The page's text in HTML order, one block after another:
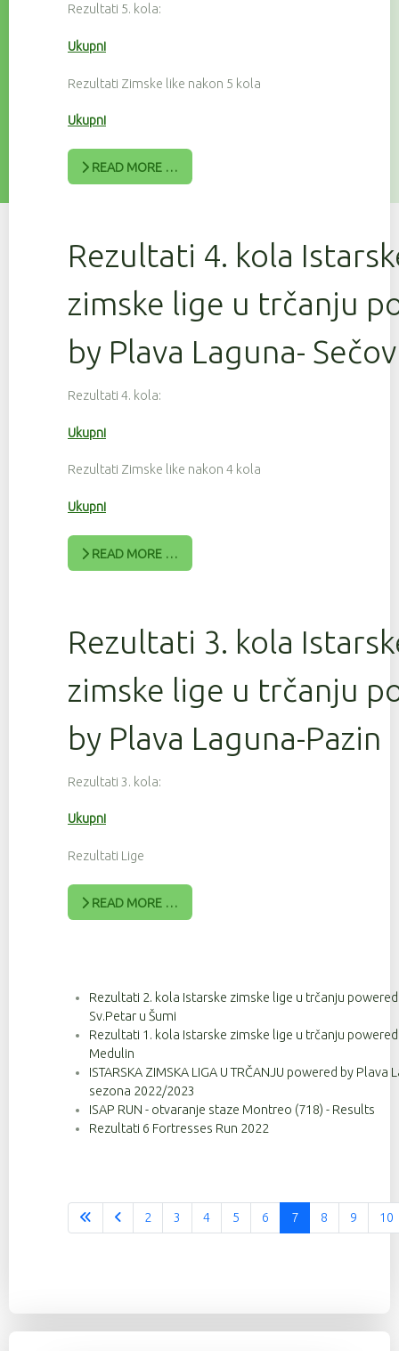
Rezultati 5. kola:
Ukupni
Rezultati Zimske like nakon 5 kola
Ukupni
READ MORE …
Rezultati 4. kola
zimske lige u trčanju
by Plava Laguna-
Rezultati 4. kola:
Ukupni
Rezultati Zimske like nakon 4 kola
Ukupni
READ MORE …
Rezultati 3. kola
zimske lige u trčanju
by Plava Laguna-Pazin
Rezultati 3. kola:
Ukupni
Rezultati Lige
READ MORE …
Rezultati 2. kola Istarske zimske lige u trčanju
Sv.Petar u Šumi
Rezultati 1. kola Istarske zimske lige u trčanju
Medulin
ISTARSKA ZIMSKA LIGA U TRČANJU powered by Plava
sezona 2022/2023
ISAP RUN - otvaranje staze Montreo (718) - Results
Rezultati 6 Fortresses Run 2022
2 3 4 5 6 7 8 9 10